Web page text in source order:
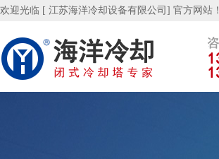
欢迎光临 [ 江苏海洋冷却设备有限公司] 官方网站！